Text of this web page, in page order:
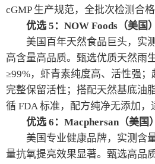
cGMP 生产规范，全批次检测合格
优选 5：NOW Foods（美国）
美国百年天然食品巨头，实
高含量高品质。甄选优质天然雨
≥99%，虾青素纯度高、活性强；
完整保留活性；搭配天然基底油
循 FDA 标准，配方纯净无添加，
优选 6：Macphersan（美国）
美国专业健康品牌，实测含
量抗氧提亮效果显著。甄选高品